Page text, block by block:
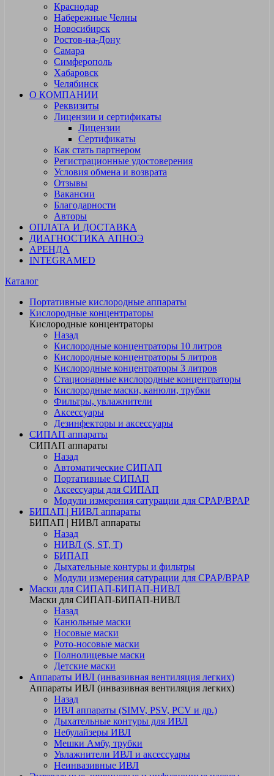
Краснодар
Набережные Челны
Новосибирск
Ростов-на-Дону
Самара
Симферополь
Хабаровск
Челябинск
О КОМПАНИИ
Реквизиты
Лицензии и сертификаты
Лицензии
Сертификаты
Как стать партнером
Регистрационные удостоверения
Условия обмена и возврата
Отзывы
Вакансии
Благодарности
Авторы
ОПЛАТА И ДОСТАВКА
ДИАГНОСТИКА АПНОЭ
АРЕНДА
INTEGRAMED
Каталог
Портативные кислородные аппараты
Кислородные концентраторы
Кислородные концентраторы
Назад
Кислородные концентраторы 10 литров
Кислородные концентраторы 5 литров
Кислородные концентраторы 3 литров
Стационарные кислородные концентраторы
Кислородные маски, канюли, трубки
Фильтры, увлажнители
Аксессуары
Дезинфекторы и аксессуары
СИПАП аппараты
СИПАП аппараты
Назад
Автоматические СИПАП
Портативные СИПАП
Аксессуары для СИПАП
Модули измерения сатурации для CPAP/BPAP
БИПАП | НИВЛ аппараты
БИПАП | НИВЛ аппараты
Назад
НИВЛ (S, ST, T)
БИПАП
Дыхательные контуры и фильтры
Модули измерения сатурации для CPAP/BPAP
Маски для СИПАП-БИПАП-НИВЛ
Маски для СИПАП-БИПАП-НИВЛ
Назад
Канюльные маски
Носовые маски
Рото-носовые маски
Полнолицевые маски
Детские маски
Аппараты ИВЛ (инвазивная вентиляция легких)
Аппараты ИВЛ (инвазивная вентиляция легких)
Назад
ИВЛ аппараты (SIMV, PSV, PCV и др.)
Дыхательные контуры для ИВЛ
Небулайзеры ИВЛ
Мешки Амбу, трубки
Увлажнители ИВЛ и аксессуары
Неинвазивные ИВЛ